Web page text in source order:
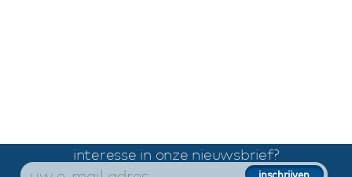
interesse in onze nieuwsbrief?